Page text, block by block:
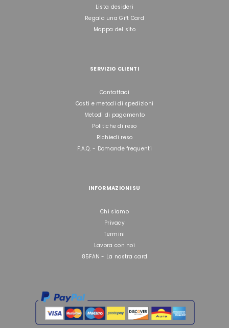
Lista desideri
Regala una Gift Card
Mappa del sito
SERVIZIO CLIENTI
Contattaci
Costi e metodi di spedizioni
Metodi di pagamento
Politiche di reso
Richiedi reso
F.A.Q. - Domande frequenti
INFORMAZIONI SU
Chi siamo
Privacy
Termini
Lavora con noi
85FAN - La nostra card